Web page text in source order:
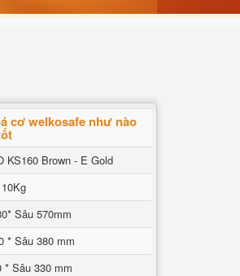
cơ welkosafe như nào
KS160 Brown - E Gold
Sâu 570mm
* Sâu 380 mm
* Sâu 330 mm